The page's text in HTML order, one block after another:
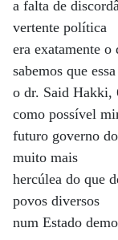
a falta de
vertente política
era exatamente
sabemos que
o dr. Said Hakki,
como possível
futuro governo
muito mais
hercúlea do que
povos diversos
num Estado